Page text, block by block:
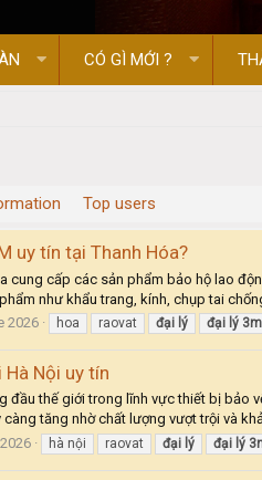
CÓ GÌ MỚI ?
Top users
uy tín tại Thanh Hóa?
cung cấp các sản phẩm bảo hộ lao
như khẩu trang, kính, chụp tai
2026 hoa raovat đại lý đại lý 3m
Nội uy tín
đầu thế giới trong lĩnh vực thiết bị bảo
tăng nhờ chất lượng vượt trội và
hà nội raovat đại lý đại lý